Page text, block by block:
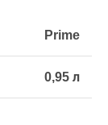
Prime
0,95 л